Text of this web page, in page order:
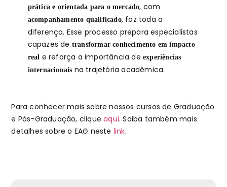
prática e orientada para o mercado, com
acompanhamento qualificado, faz toda a
diferença. Esse processo prepara especialistas
capazes de transformar conhecimento em impacto
real e reforça a importância deexperiências
internacionais na trajetória acadêmica.
Para conhecer mais sobre nossos cursos de Graduação
e Pós-Graduação, cliqueaqui. Saiba também mais
detalhes sobre o EAG neste link.